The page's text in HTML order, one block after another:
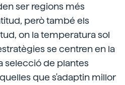
ser regions més
però també els
on la temperatura sol
se centren en la
selecció de plantes
que s'adaptin millor